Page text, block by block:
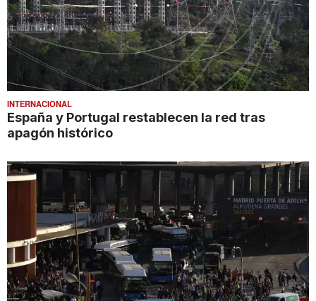
INTERNACIONAL
España y Portugal restablecen la red tras
apagón histórico